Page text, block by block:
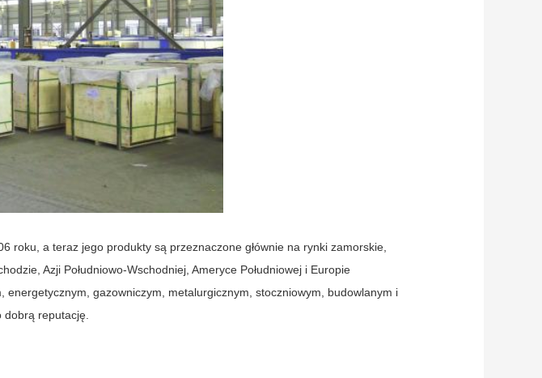
roku, a teraz jego produkty są przeznaczone głównie na rynki zamorskie,
Azji Południowo-Wschodniej, Ameryce Południowej i Europie
gazowniczym, metalurgicznym, stoczniowym, budowlanym i
dobrą reputację.